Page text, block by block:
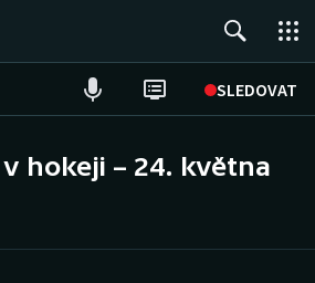
SLEDOVAT
hokeji – 24. května